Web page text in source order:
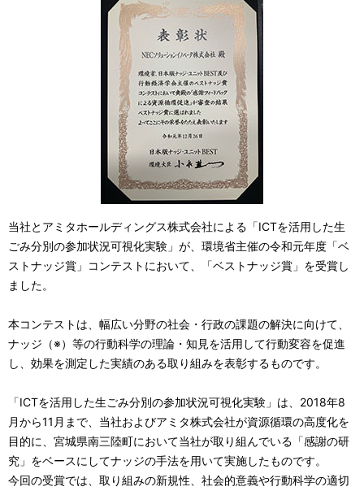
当社とアミタホールディングス株式会社による「ICTを活用した生
ごみ分別の参加状況可視化実験」が、環境省主催の令和元年度「ベ
ストナッジ賞」コンテストにおいて、「ベストナッジ賞」を受賞し
ました。
本コンテストは、幅広い分野の社会・行政の課題の解決に向けて、
ナッジ（※）等の行動科学の理論・知見を活用して行動変容を促進
し、効果を測定した実績のある取り組みを表彰するものです。
「ICTを活用した生ごみ分別の参加状況可視化実験」は、2018年8
月から11月まで、当社およびアミタ株式会社が資源循環の高度化を
目的に、宮城県南三陸町において当社が取り組んでいる「感謝の研
究」をベースにしてナッジの手法を用いて実施したものです。
今回の受賞では、取り組みの新規性、社会的意義や行動科学の適切